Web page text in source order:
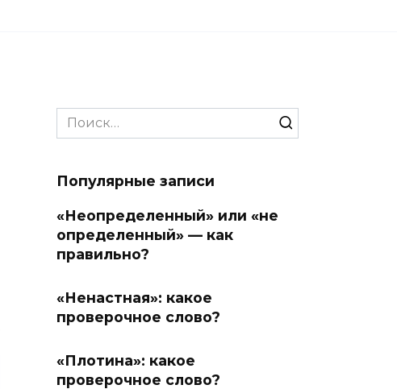
Search
for:
Популярные записи
«Неопределенный» или «не
определенный» — как
правильно?
«Ненастная»: какое
проверочное слово?
«Плотина»: какое
проверочное слово?